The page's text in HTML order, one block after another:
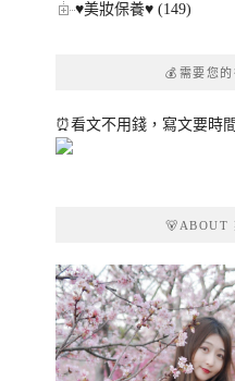
♥美妝保養♥ (149)
💰需要您
⏰看文不用錢，寫文要時
🐻ABOUT